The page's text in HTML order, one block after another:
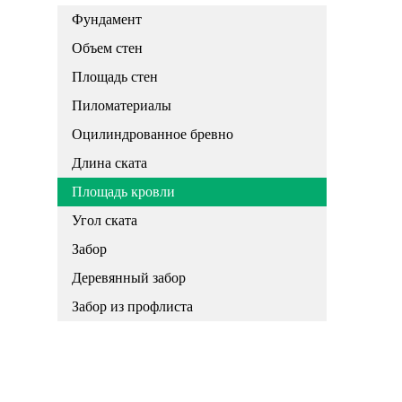
Фундамент
Объем стен
Площадь стен
Пиломатериалы
Оцилиндрованное бревно
Длина ската
Площадь кровли
Угол ската
Забор
Деревянный забор
Забор из профлиста